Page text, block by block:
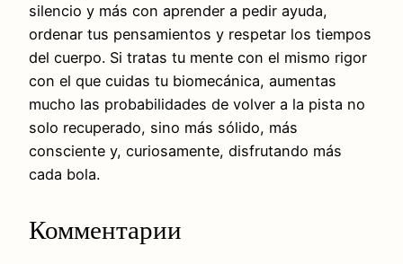
silencio y más con aprender a pedir ayuda,
ordenar tus pensamientos y respetar los tiempos
del cuerpo. Si tratas tu mente con el mismo rigor
con el que cuidas tu biomecánica, aumentas
mucho las probabilidades de volver a la pista no
solo recuperado, sino más sólido, más
consciente y, curiosamente, disfrutando más
cada bola.
Комментарии